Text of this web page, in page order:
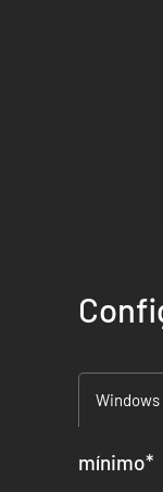
Torna-
Windows
mínimo*